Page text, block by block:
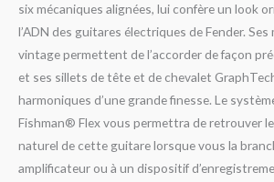
six mécaniques alignées, lui confère un look
l’ADN des guitares électriques de Fender.
vintage permettent de l’accorder de façon
et ses sillets de tête et de chevalet
harmoniques d’une grande finesse. Le
Fishman® Flex vous permettra de retrouver
naturel de cette guitare lorsque vous la
amplificateur ou à un dispositif